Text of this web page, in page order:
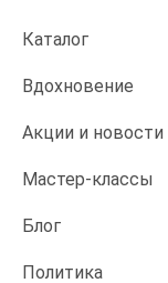
Каталог
Вдохновение
Акции и новости
Мастер-классы
Блог
Политика